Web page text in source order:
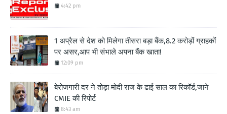
4:42 pm
1 अप्रैल से देश को मिलेगा तीसरा बड़ा बैंक,8.2 करोड़ों ग्राहकों
पर असर,आप भी संभाले अपना बैंक खाता!
12:09 pm
बेरोजगारी दर ने तोड़ा मोदी राज के ढाई साल का रिकॉर्ड,जाने
CMIE की रिपोर्ट
8:43 am